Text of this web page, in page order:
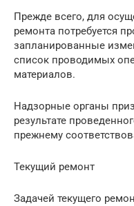
Прежде всего, для
ремонта потребуется
запланированные
список проводимых
материалов.
Надзорные органы
результате
прежнему
Текущий ремонт
Задачей текущего